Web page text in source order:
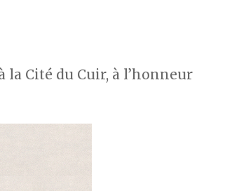
la Cité du Cuir, à l’honneur